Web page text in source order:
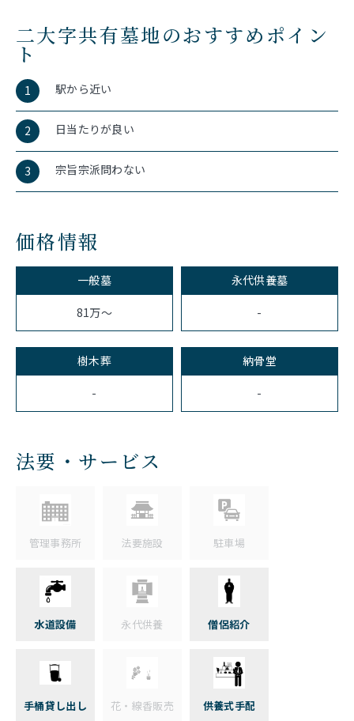
二大字共有墓地のおすすめポイン
ト
1 駅から近い
2 日当たりが良い
3 宗旨宗派問わない
価格情報
一般墓
81万～
永代供養墓
-
樹木葬
-
納骨堂
-
法要・サービス
管理事務所 法要施設 駐車場
水道設備 永代供養 僧侶紹介
手桶貸し出し 花・線香販売 供養式手配